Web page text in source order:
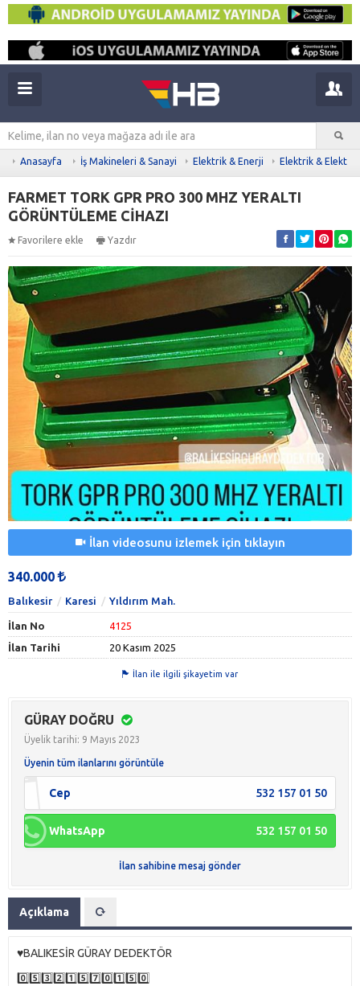
Anasayfa İş Makineleri & Sanayi Elektrik & Enerji Elektrik &
FARMET TORK GPR PRO 300 MHZ YERALTI
GÖRÜNTÜLEME CİHAZI
Favorilere ekle Yazdır
İlan videosunu izlemek için tıklayın
340.000
Balıkesir Karesi Yıldırım Mah.
İlan No
4125
İlan Tarihi
20 Kasım 2025
İlan ile ilgili şikayetim var
GÜRAY DOĞRU
Üyelik tarihi: 9 Mayıs 2023
Üyenin tüm ilanlarını görüntüle
Cep 532 157 01 50
WhatsApp 532 157 01 50
İlan sahibine mesaj gönder
Açıklama
♥️BALIKESİR GÜRAY DEDEKTÖR
0️⃣5️⃣3️⃣2️⃣1️⃣5️⃣7️⃣0️⃣1️⃣5️⃣0️⃣